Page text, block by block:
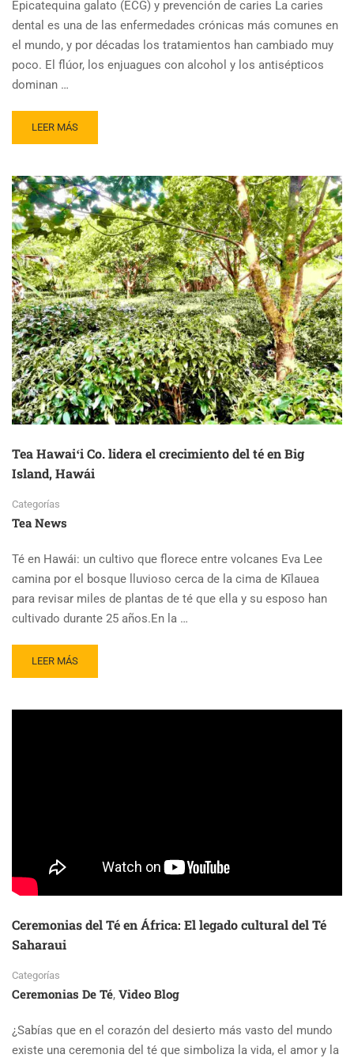
Epicatequina galato (ECG) y prevención de caries La caries
dental es una de las enfermedades crónicas más comunes en
el mundo, y por décadas los tratamientos han cambiado muy
poco. El flúor, los enjuagues con alcohol y los antisépticos
dominan …
READ
MORE
TÉ
Y
MAPLE:
LA
CLAVE
NATURAL
PARA
PREVENCIÓN
DE
CARIES
LEER MÁS
Tea Hawaiʻi Co. lidera el crecimiento del té en Big
Island, Hawái
Categorías
Tea News
Té en Hawái: un cultivo que florece entre volcanes Eva Lee
camina por el bosque lluvioso cerca de la cima de Kīlauea
para revisar miles de plantas de té que ella y su esposo han
cultivado durante 25 años.En la …
READ
MORE
TEA
ISLAND,
HAWÁI
LEER MÁS
Ceremonias del Té en África: El legado cultural del Té
Saharaui
Categorías
Ceremonias De Té, Video Blog
¿Sabías que en el corazón del desierto más vasto del mundo
existe una ceremonia del té que simboliza la vida, el amor y la